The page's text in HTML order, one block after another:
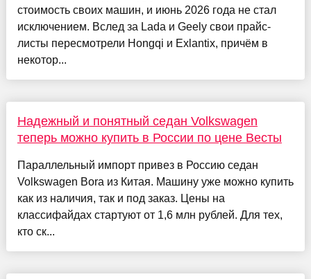
стоимость своих машин, и июнь 2026 года не стал
исключением. Вслед за Lada и Geely свои прайс-
листы пересмотрели Hongqi и Exlantix, причём в
некотор...
Надежный и понятный седан Volkswagen
теперь можно купить в России по цене Весты
Параллельный импорт привез в Россию седан
Volkswagen Bora из Китая. Машину уже можно купить
как из наличия, так и под заказ. Цены на
классифайдах стартуют от 1,6 млн рублей. Для тех,
кто ск...